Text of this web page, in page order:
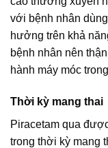
với bệnh nhân
hưởng trên khả
bệnh nhân nên
hành máy móc
Thời kỳ mang thai
Piracetam qua
trong thời kỳ mang